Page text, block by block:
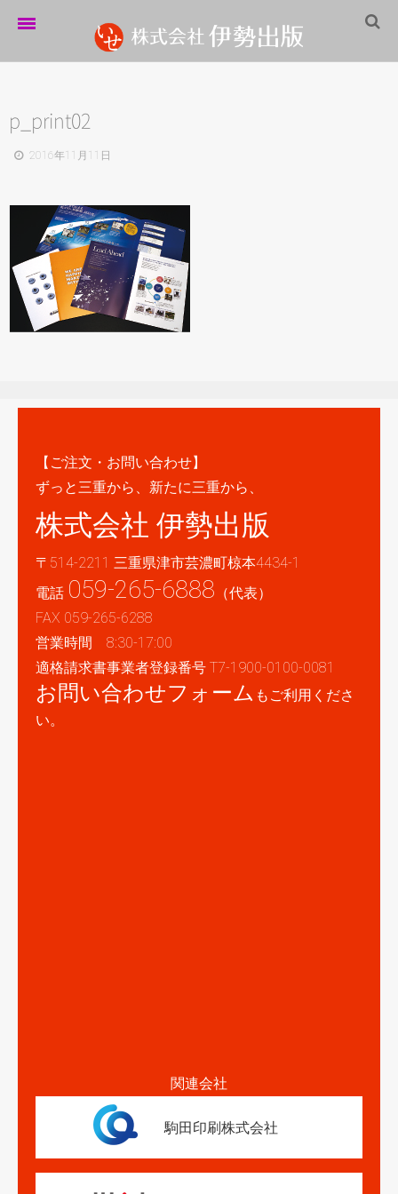
伊勢出版だより
営業案内
企業情報
採用情報
パートナーシップ
お問い合わせ
p_print02
2016年11月11日
【ご注文・お問い合わせ】
ずっと三重から、新たに三重から、
株式会社 伊勢出版
〒514-2211 三重県津市芸濃町椋本4434-1
電話 059-265-6888 （代表）
FAX 059-265-6288
営業時間 8:30-17:00
適格請求書事業者登録番号 T7-1900-0100-0081
お問い合わせフォーム もご利用くださ
い。
関連会社
駒田印刷株式会社